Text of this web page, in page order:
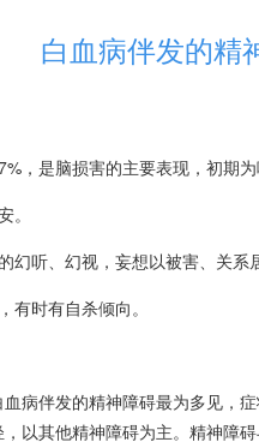
白血病伴发的精
，是脑损害的主要表现，初期
。
幻听、幻视，妄想以被害、关系
有时有自杀倾向。
血病伴发的精神障碍最为多见，
以其他精神障碍为主。精神障